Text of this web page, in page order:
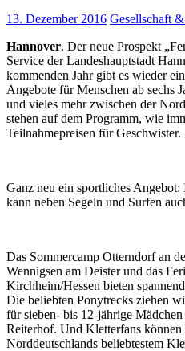
13. Dezember 2016 Gesellschaft
Hannover. Der neue Prospekt
Service der Landeshauptstadt
kommenden Jahr gibt es wieder
Angebote für Menschen ab sechs
und vieles mehr zwischen der
stehen auf dem Programm, wie
Teilnahmepreisen für Geschwister.
Ganz neu ein sportliches
kann neben Segeln und Surfen
Das Sommercamp Otterndorf an
Wennigsen am Deister und das
Kirchheim/Hessen bieten
Die beliebten Ponytrecks ziehen
für sieben- bis 12-jährige
Reiterhof. Und Kletterfans
Norddeutschlands beliebtestem